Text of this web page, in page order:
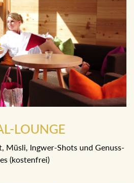
LOUNGE
Müsli, Ingwer-Shots und Genuss-
(kostenfrei)